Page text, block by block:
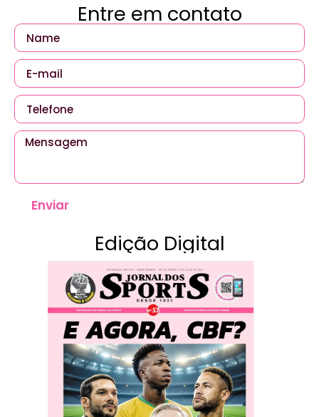
Entre em contato
Enviar
Edição Digital